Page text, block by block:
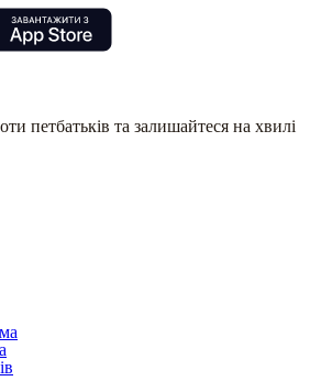
петбатьків та залишайтеся на хвилі